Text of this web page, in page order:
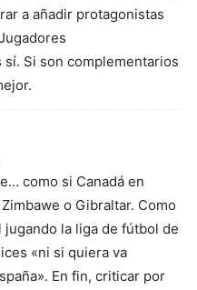
a añadir protagonistas
Si son complementarios
como si Canadá en
o Gibraltar. Como
jugando la liga de fútbol de
«ni si quiera va
En fin, criticar por